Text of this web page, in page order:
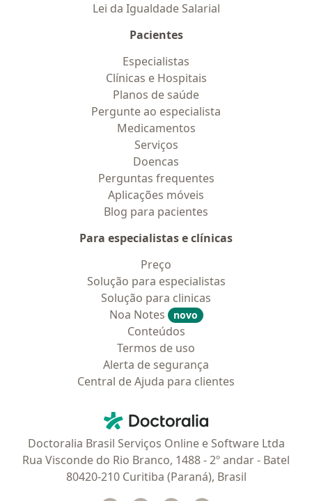
Lei da Igualdade Salarial
Pacientes
Especialistas
Clínicas e Hospitais
Planos de saúde
Pergunte ao especialista
Medicamentos
Serviços
Doencas
Perguntas frequentes
Aplicações móveis
Blog para pacientes
Para especialistas e clínicas
Preço
Solução para especialistas
Solução para clinicas
Noa Notes
novo
Conteúdos
Termos de uso
Alerta de segurança
Central de Ajuda para clientes
Doctoralia - Homepage
Doctoralia Brasil Serviços Online e Software Ltda
Rua Visconde do Rio Branco, 1488 - 2º andar - Batel
80420-210 Curitiba (Paraná), Brasil